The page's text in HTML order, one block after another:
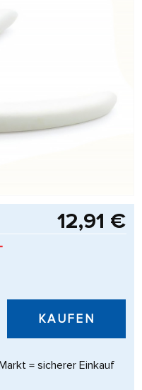
12,91 €
KAUFEN
= sicherer Einkauf